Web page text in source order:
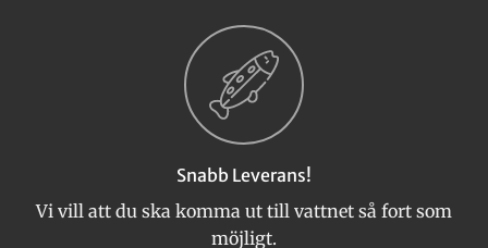
Snabb Leverans!
Vi vill att du ska komma ut till vattnet så fort som
möjligt.